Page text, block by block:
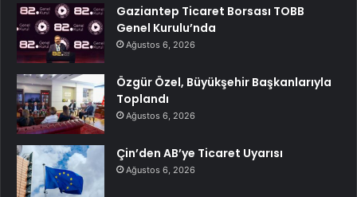
Gaziantep Ticaret Borsası TOBB
Genel Kurulu’nda
Ağustos 6, 2026
Özgür Özel, Büyükşehir Başkanlarıyla
Toplandı
Ağustos 6, 2026
Çin’den AB’ye Ticaret Uyarısı
Ağustos 6, 2026